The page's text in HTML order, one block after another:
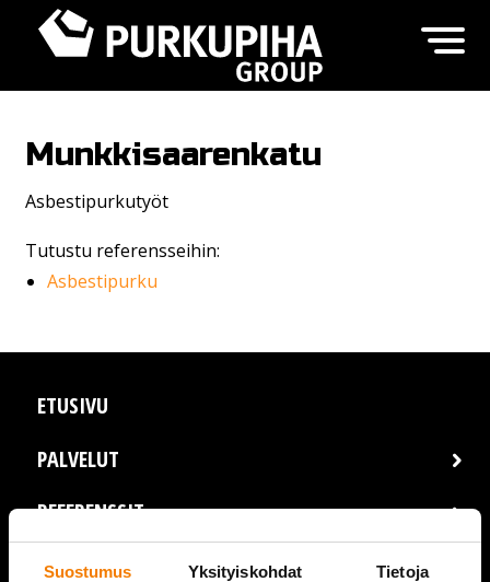
Suostumus Yksityiskohdat Tietoja
Munkkisaarenkatu
Asbestipurkutyöt
Tutustu referensseihin:
Asbestipurku
ETUSIVU
PALVELUT
REFERENSSIT
AJANKOHTAISTA